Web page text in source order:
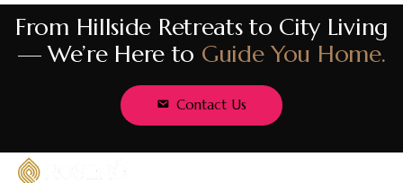
From Hillside Retreats to City Living
— We’re Here to Guide You Home.
Contact Us